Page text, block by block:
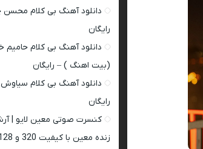
دانلود آهنگ بی کلام
رایگان
دانلود آهنگ بی کلام حامیم
(بیت اهنگ ) – رایگان
دانلود آهنگ بی کلام
رایگان
کنسرت صوتی معین لایو |
زنده معین با کیفیت 320 و 128